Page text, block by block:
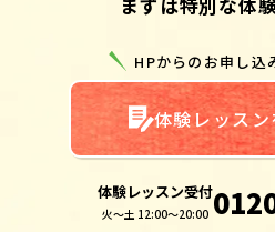
HPからのお申し込
体験レッス
体験レッスン受付
火～土 12:00～20:00